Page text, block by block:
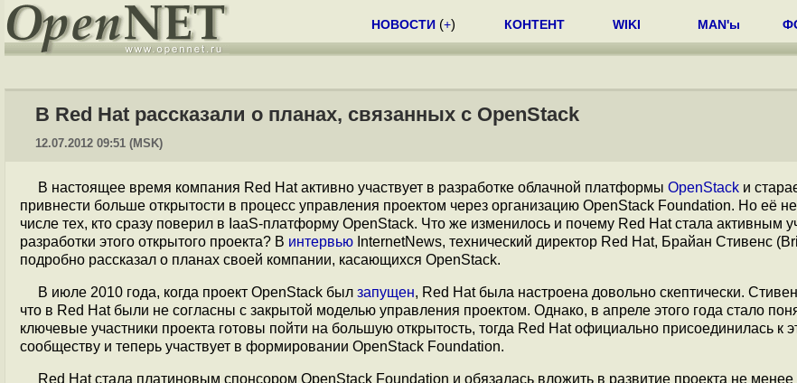
НОВОСТИ (+) КОНТЕНТ WIKI MAN'ы
В Red Hat рассказали о планах, связанных с OpenStack
12.07.2012 09:51 (MSK)
В настоящее время компания Red Hat активно участвует в разработке облачной платформы OpenStack и
привнести больше открытости в процесс управления проектом через организацию OpenStack Foundation. Но её
числе тех, кто сразу поверил в IaaS-платформу OpenStack. Что же изменилось и почему Red Hat стала активным
разработки этого открытого проекта? В интервью InternetNews, технический директор Red Hat, Брайан Стивенс
подробно рассказал о планах своей компании, касающихся OpenStack.
В июле 2010 года, когда проект OpenStack был запущен, Red Hat была настроена довольно скептически.
что в Red Hat были не согласны с закрытой моделью управления проектом. Однако, в апреле этого года стало
ключевые участники проекта готовы пойти на большую открытость, тогда Red Hat официально присоединилась к
сообществу и теперь участвует в формировании OpenStack Foundation.
Red Hat стала платиновым спонсором OpenStack Foundation и обязалась вложить в развитие проекта не